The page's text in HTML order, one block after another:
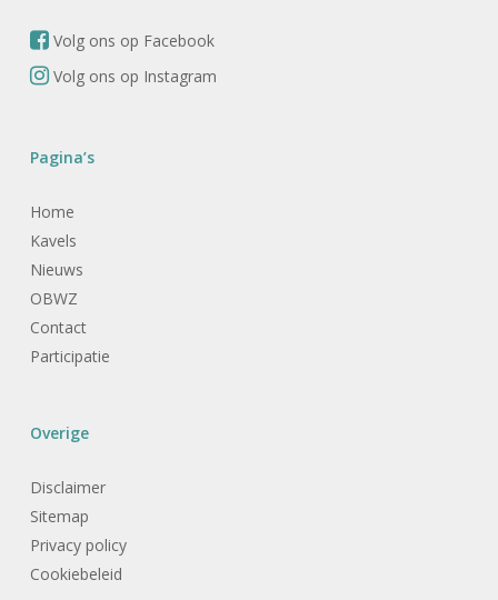
Volg ons op Facebook
Volg ons op Instagram
Pagina’s
Home
Kavels
Nieuws
OBWZ
Contact
Participatie
Overige
Disclaimer
Sitemap
Privacy policy
Cookiebeleid